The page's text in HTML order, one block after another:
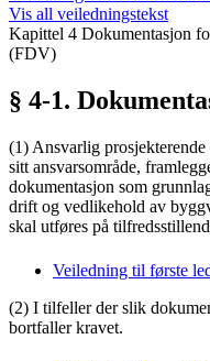
Vis all veiledningstekst
Kapittel 4 Dokumentasjon
(FDV)
§ 4-1.
(1) Ansvarlig
sitt ansvarsområde,
dokumentasjon som
drift og vedlikehold av
skal utføres på
Veiledning til første
(2) I tilfeller der slik
bortfaller kravet.